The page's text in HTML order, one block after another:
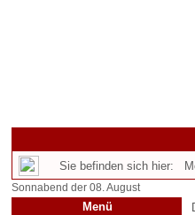
Sie befinden sich hier:
Sonnabend der 08. August
Menü